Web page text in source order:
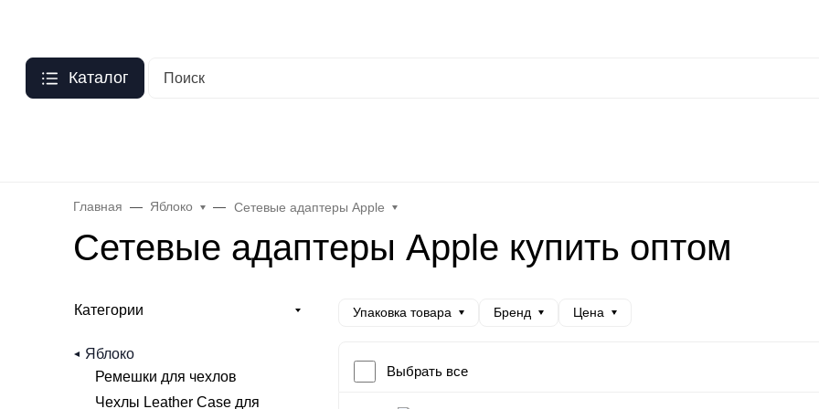
Каталог
Главная Яблоко Сетевые адаптеры Apple
Сетевые адаптеры Apple купить оптом
Категории
Яблоко
Ремешки для чехлов
Чехлы Leather Case для
Упаковка товара Бренд Цена
Выбрать все